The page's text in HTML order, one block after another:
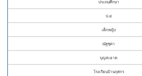
ประถมศึกษา
ป.๔
เด็กหญิง
ณัฐชุตา
บุญสะอาด
โรงเรียนบ้านกุศกร